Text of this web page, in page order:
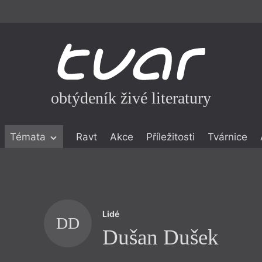
obtýdeník živé literatury
Témata Ravt Akce Příležitosti Tvárnice
DD Lidé
Dušan Dušek